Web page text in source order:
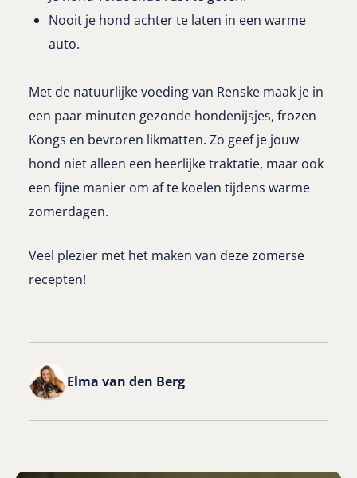
Nooit je hond achter te laten in een warme
auto.
Met de natuurlijke voeding van Renske maak je in
een paar minuten gezonde hondenijsjes, frozen
Kongs en bevroren likmatten. Zo geef je jouw
hond niet alleen een heerlijke traktatie, maar ook
een fijne manier om af te koelen tijdens warme
zomerdagen.
Veel plezier met het maken van deze zomerse
recepten!
Elma van den Berg